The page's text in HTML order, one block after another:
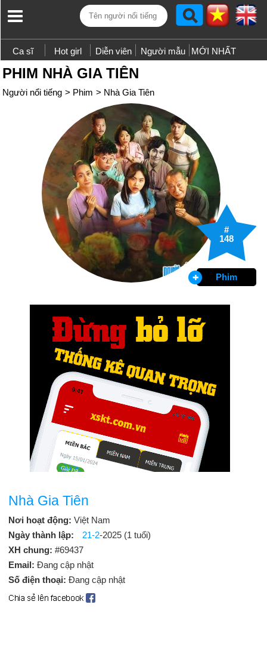
Ca sĩ Hot girl Diễn viên Người mẫu MỚI NHẤT
PHIM NHÀ GIA TIÊN
Người nổi tiếng > Phim > Nhà Gia Tiên
#
148
Phim
Nhà Gia Tiên
Nơi hoạt động: Việt Nam
Ngày thành lập:
21-2-2025 (1 tuổi)
XH chung: #69437
Email: Đang cập nhật
Số điện thoại: Đang cập nhật